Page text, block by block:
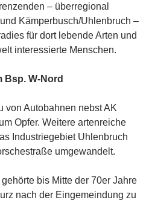
– überregional
Kämperbusch/Uhlenbruch –
für dort lebende Arten und
interessierte Menschen.
Bsp. W-Nord
von Autobahnen nebst AK
Opfer. Weitere artenreiche
Industriegebiet Uhlenbruch
umgewandelt.
bis Mitte der 70er Jahre
nach der Eingemeindung zu